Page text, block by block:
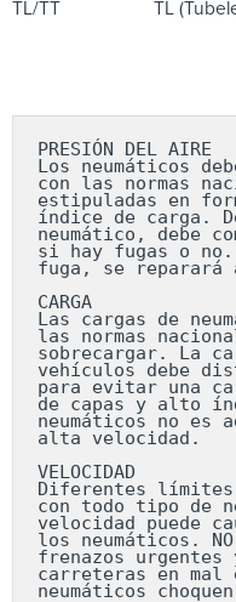
TL/TT TL
PRESIÓN DEL AIRE
Los neumáticos
con las normas
estipuladas en
índice de carga.
neumático, debe
si hay fugas o no.
fuga, se reparará
CARGA
Las cargas de
las normas
sobrecargar. La
vehículos debe
para evitar una
de capas y alto
neumáticos no es
alta velocidad.
VELOCIDAD
Diferentes
con todo tipo de
velocidad puede
los neumáticos.
frenazos
carreteras en mal
neumáticos